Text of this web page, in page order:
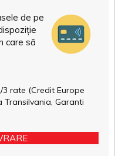
de pe
care să
rate (Credit Europe
Transilvania, Garanti